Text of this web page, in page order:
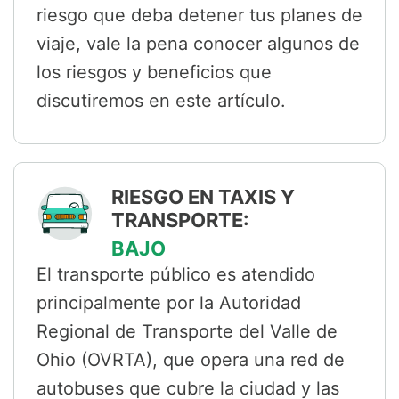
riesgo que deba detener tus planes de
viaje, vale la pena conocer algunos de
los riesgos y beneficios que
discutiremos en este artículo.
RIESGO EN TAXIS Y
TRANSPORTE:
BAJO
El transporte público es atendido
principalmente por la Autoridad
Regional de Transporte del Valle de
Ohio (OVRTA), que opera una red de
autobuses que cubre la ciudad y las